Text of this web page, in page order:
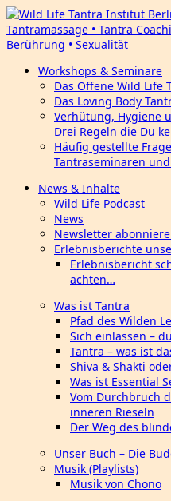
Workshops & Seminare
Das Offene Wild Life
Das Loving Body
Verhütung, Hygiene
Drei Regeln die Du
Häufig gestellte
Tantraseminaren
News & Inhalte
Wild Life Podcast
News
Newsletter
Erlebnisberichte
Erlebnisbericht
achten…
Was ist Tantra
Pfad des Wilden
Sich einlassen –
Tantra – was ist
Shiva & Shakti
Was ist Essential
Vom Durchbruch
inneren Rieseln
Der Weg des
Unser Buch – Die
Musik (Playlists)
Musik von Chono